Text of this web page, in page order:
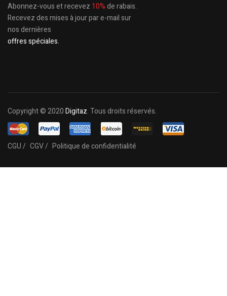
Abonnez-vous et recevez 10%de rabais.
Recevez des mises à jour par e-mail sur
nos dernières
offres spéciales.
Copyright © 2020Digitaz. Tous droits réservés.
CGU / CGV / Politique de confidentialité